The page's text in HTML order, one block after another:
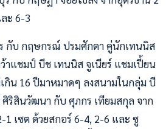
ะ 6-3
กับ กฤษกรณ์ ปรมศักดา คู่นักเทนนิส
าแชมป์ บีช เทนนิส จูเนียร์ แชมเปี้ยน
กิน 16 ปีมาหมาดๆ ลงสนามในกลุ่ม บี
ริสินวัฒนา กับ ศุภกร เทียมสกุล จาก
1 เซต ด้วยสกอร์ 6-4, 2-6 และ ซู